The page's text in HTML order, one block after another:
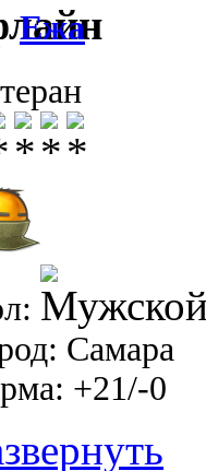
Ежа
Самара
+21/-0